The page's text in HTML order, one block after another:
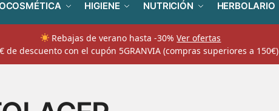
HIGIENE NUTRICIÓN HERBOLARIO
Rebajas de verano hasta -30%Ver ofertas
de descuento con el cupón 5GRANVIA (compras superiores a 150€)